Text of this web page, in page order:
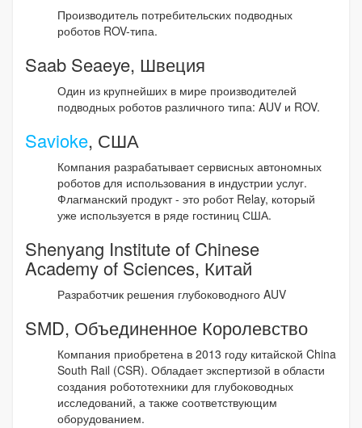
Производитель потребительских подводных
роботов ROV-типа.
Saab Seaeye, Швеция
Один из крупнейших в мире производителей
подводных роботов различного типа: AUV и ROV.
Savioke, США
Компания разрабатывает сервисных автономных
роботов для использования в индустрии услуг.
Флагманский продукт - это робот Relay, который
уже используется в ряде гостиниц США.
Shenyang Institute of Chinese
Academy of Sciences, Китай
Разработчик решения глубоководного AUV
SMD, Объединенное Королевство
Компания приобретена в 2013 году китайской China
South Rail (CSR). Обладает экспертизой в области
создания робототехники для глубоководных
исследований, а также соответствующим
оборудованием.